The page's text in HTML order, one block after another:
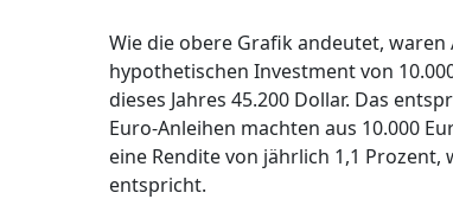
Wie die obere Grafik andeutet, waren
hypothetischen Investment von
dieses Jahres 45.200 Dollar. Das
Euro-Anleihen machten aus 10.000
eine Rendite von jährlich 1,1 Prozent,
entspricht.